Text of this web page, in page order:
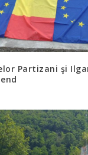
Partizani şi